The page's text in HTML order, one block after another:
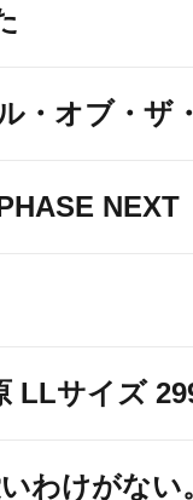
・オブ・ザ
NEXT
LLサイズ
わけがない